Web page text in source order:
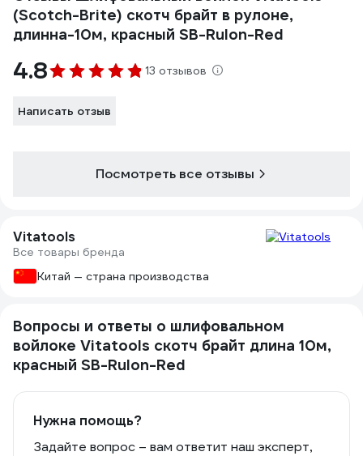
(Scotch-Brite) скотч брайт в рулоне,
длинна-10м, красный SB-Rulon-Red
4.8 13 отзывов
Написать отзыв
Посмотреть все отзывы
Vitatools
Все товары бренда
Китай — страна производства
Вопросы и ответы о шлифовальном
войлоке Vitatools скотч брайт длина 10м,
красный SB-Rulon-Red
Нужна помощь?
Задайте вопрос – вам ответит наш эксперт,